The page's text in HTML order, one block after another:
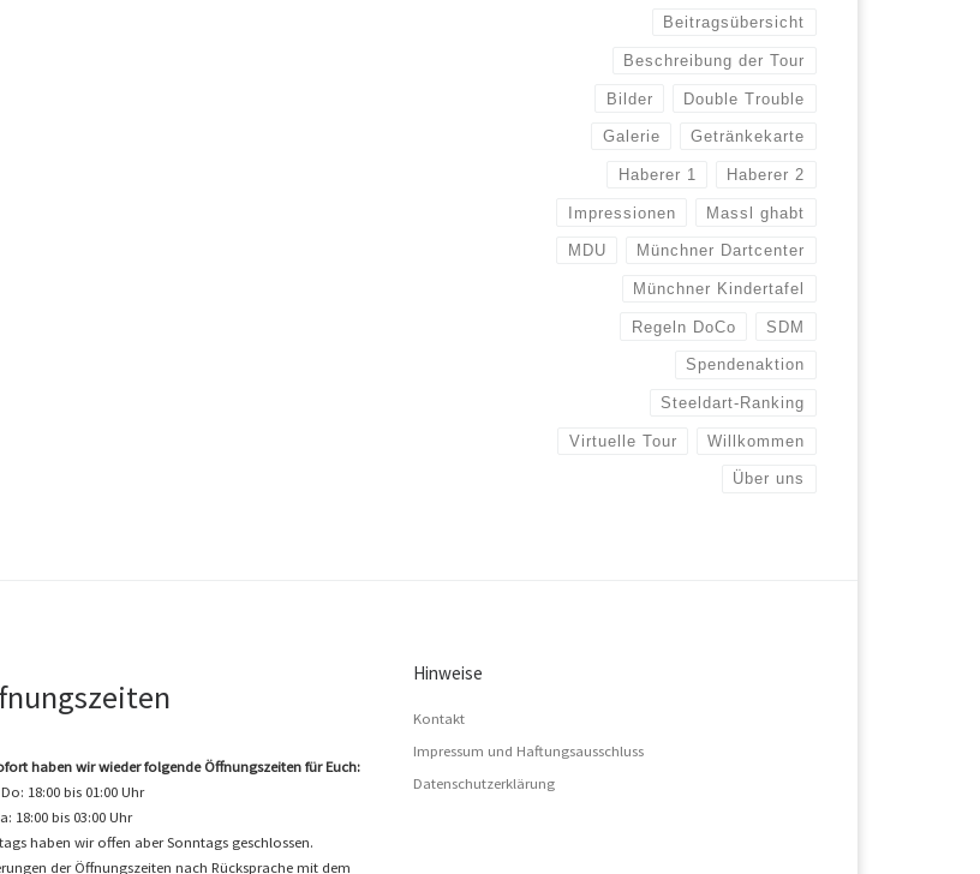
Beitragsübersicht
Beschreibung der Tour
Bilder Double Trouble
Galerie Getränkekarte
Haberer 1 Haberer 2
Impressionen Massl ghabt
MDU Münchner Dartcenter
Münchner Kindertafel
Regeln DoCo SDM
Spendenaktion
Steeldart-Ranking
Virtuelle Tour Willkommen
Über uns
haben wir wieder folgende Öffnungszeiten für Euch:
18:00 bis 01:00 Uhr
18:00 bis 03:00 Uhr
haben wir offen aber Sonntags geschlossen.
der Öffnungszeiten nach Rücksprache mit dem
Hinweise
Kontakt
Impressum und Haftungsausschluss
Datenschutzerklärung